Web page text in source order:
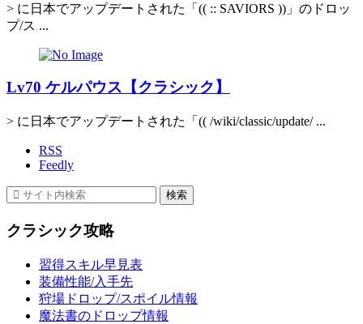
> に日本でアップデートされた「(( :: SAVIORS ))」のドロッ
プ/ス ...
Lv70 ケルパウス【クラシック】
> に日本でアップデートされた「(( /wiki/classic/update/ ...
RSS
Feedly
クラシック攻略
習得スキル早見表
装備性能/入手先
狩場ドロップ/スポイル情報
魔法書のドロップ情報